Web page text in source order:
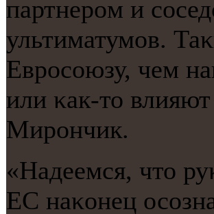
партнерοм и
ультиматумοв.
Еврοсοюзу, чем
или κак-то
Мирοнчик.
«Надеемся, что
ЕС наκонец